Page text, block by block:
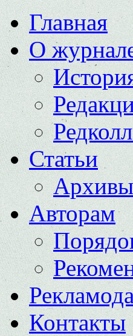
Главная
О
Статьи
Архивы
Авторам
Контакты